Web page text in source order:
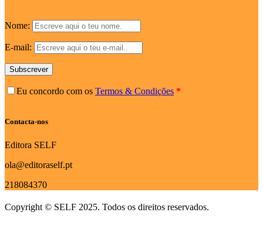
Nome:
E-mail:
Subscrever
Eu concordo com os Termos & Condições *
Contacta-nos
Editora SELF
ola@editoraself.pt
218084370
Copyright © SELF 2025. Todos os direitos reservados.